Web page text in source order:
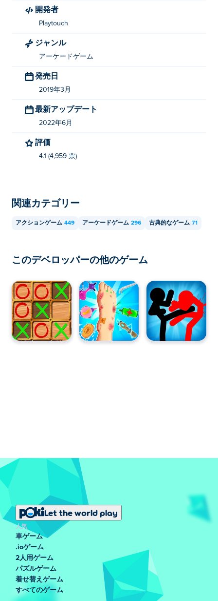
開発者
Playtouch
ジャンル
アーケードゲーム
発売日
2019年3月
最新アップデート
2022年6月
評価
4.1 (4,959 票)
関連カテゴリー
アクションゲーム 449 アーケードゲーム 296 古典的なゲーム 71
このデベロッパーの他のゲーム
Let the world play
人気
車ゲーム
.ioゲーム
2人用ゲーム
パズルゲーム
着せ替えゲーム
すべてのゲーム